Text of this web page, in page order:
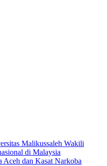
Malikussaleh Wakili
di Malaysia
Aceh dan Kasat Narkoba